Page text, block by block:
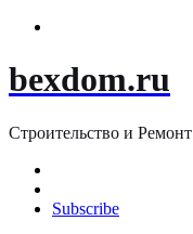
bexdom.ru
Строительство и Ремонт
Subscribe